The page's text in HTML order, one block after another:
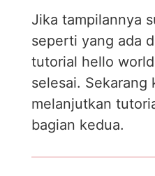
Jika tampilannya
seperti yang ada
tutorial hello
selesai. Sekarang
melanjutkan
bagian kedua.